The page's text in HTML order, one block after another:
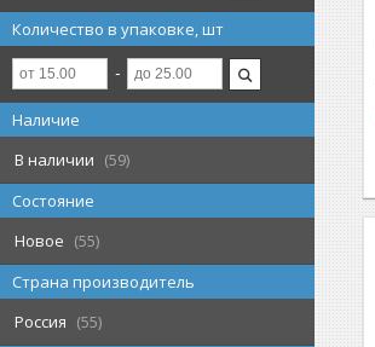
Количество в упаковке, шт
Наличие
В наличии
59
Состояние
Новое
55
Страна производитель
Россия
55